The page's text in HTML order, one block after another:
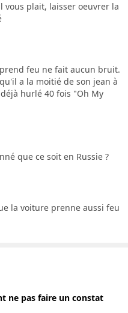
vous plait, laisser oeuvrer la
feu ne fait aucun bruit.
a la moitié de son jean à
hurlé 40 fois "Oh My
que ce soit en Russie ?
la voiture prenne aussi feu
ne pas faire un constat